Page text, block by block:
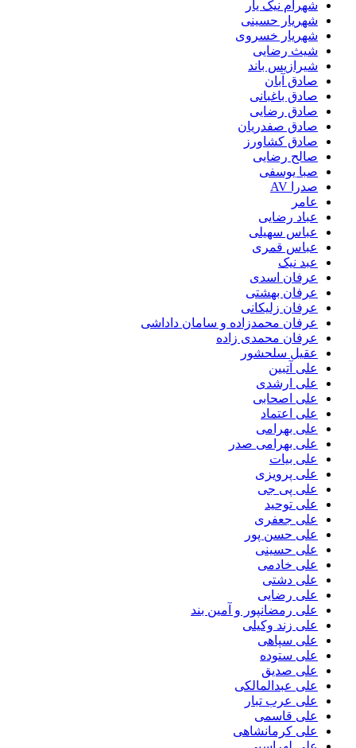
شهرام نیک یار
شهریار حسینی
شهریار خسروی
شیث رضایی
شیرازیس باند
صادق آبان
صادق باغبانی
صادق رضایی
صادق صفدریان
صادق کشاورز
صالح رضایی
صبا یوسفی
صدرا AV
عامر
عباد رضایی
عباس سهیلی
عباس قمری
عبد نیک
عرفان اسدی
عرفان بهشتی
عرفان زلیکانی
عرفان محمدزاده و سامان داداشی
عرفان محمدی زاده
عقیل سلحشور
علی آتبین
علی ارشدی
علی اصحابی
علی اعتماد
علی بهرامی
علی بهرامی صدر
علی بیات
علی پرویزی
علی پی جی
علی توحید
علی جعفری
علی حسن پور
علی حسینی
علی خادمی
علی دشتی
علی رضایی
علی رمضانپور و آمین بند
علی زند وکیلی
علی سپاهی
علی ستوده
علی صدیق
علی عبدالمالکی
علی عرب تبار
علی قاسمی
علی کرمانشاهی